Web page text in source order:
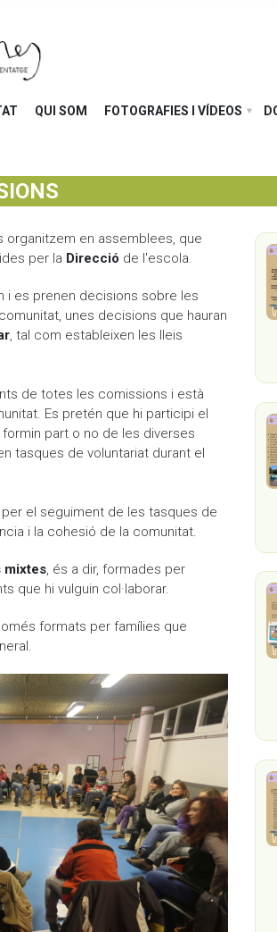
QUI SOM FOTOGRAFIES I VÍDEOS
GEP
EDC Estratègia Digital de
Comunitat d'aprenentatge
AFA Coromines
Projectes de comunitat
Fotografies i vídeos
Àlbums de fotografies
Vídeos a Vimeo
Documents oficials
Documents oficials del
Documentació econòmica de
Documents autoritzacions /
Documentació Activitats
Menjador
Moodle
en assemblees, que
per la Direcció de l'escola.
i es prenen decisions sobre les
unes decisions que hauran
, tal com estableixen les lleis
de totes les comissions i està
Es pretén que hi participi el
part o no de les diverses
tasques de voluntariat durant el
el seguiment de les tasques de
i la cohesió de la comunitat.
mixtes, és a dir, formades per
que hi vulguin col·laborar.
formats per famílies que